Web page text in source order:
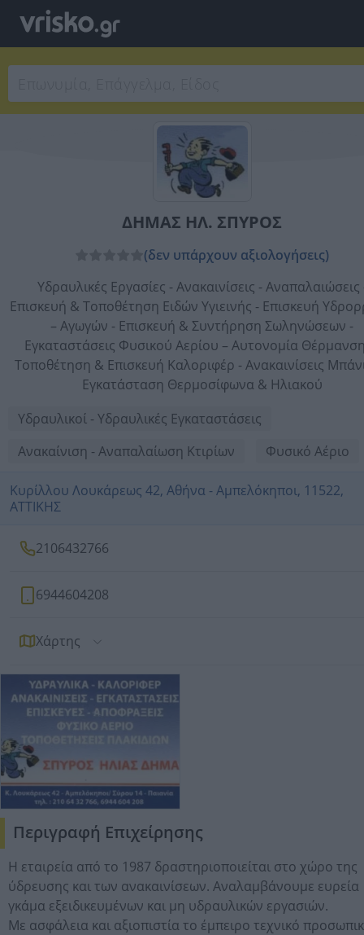
ΔΗΜΑΣ ΗΛ. ΣΠΥΡΟΣ
(δεν υπάρχουν αξιολογήσεις)
Υδραυλικές Εργασίες - Ανακαινίσεις - Αναπαλαιώσεις
Επισκευή & Τοποθέτηση Ειδών Υγιεινής - Επισκευή
– Αγωγών - Επισκευή & Συντήρηση Σωληνώσεων -
Εγκαταστάσεις Φυσικού Αερίου – Αυτονομία
Τοποθέτηση & Επισκευή Καλοριφέρ - Ανακαινίσεις
Εγκατάσταση Θερμοσίφωνα & Ηλιακού
Υδραυλικοί - Υδραυλικές Εγκαταστάσεις
Ανακαίνιση - Αναπαλαίωση Κτιρίων
Φυσικό Αέριο
Κυρίλλου Λουκάρεως 42, Αθήνα - Αμπελόκηποι, 11522,
ΑΤΤΙΚΗΣ
2106432766
6944604208
Χάρτης
Περιγραφή Επιχείρησης
Η εταιρεία από το 1987 δραστηριοποιείται στο χώρο της
ύδρευσης και των ανακαινίσεων. Αναλαμβάνουμε ευρεία
γκάμα εξειδικευμένων και μη υδραυλικών εργασιών.
Με ασφάλεια και αξιοπιστία το έμπειρο τεχνικό